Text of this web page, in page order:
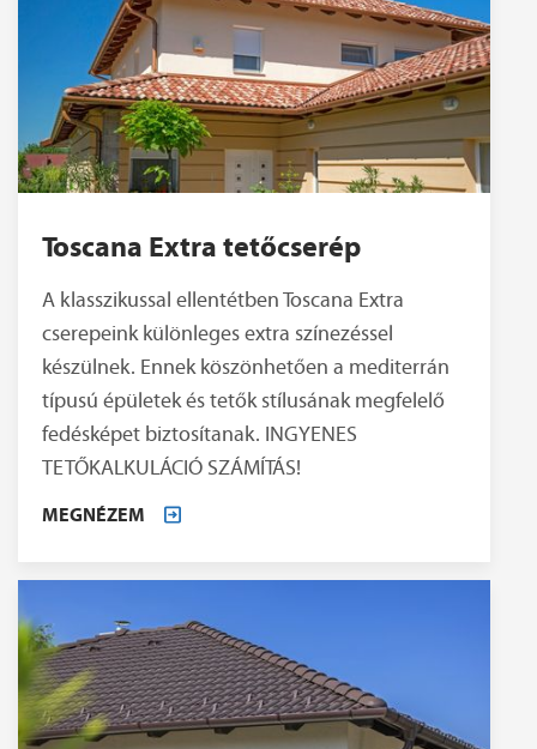
Toscana Extra tetőcserép
A klasszikussal ellentétben Toscana Extra
cserepeink különleges extra színezéssel
készülnek. Ennek köszönhetően a mediterrán
típusú épületek és tetők stílusának megfelelő
fedésképet biztosítanak. INGYENES
TETŐKALKULÁCIÓ SZÁMÍTÁS!
MEGNÉZEM